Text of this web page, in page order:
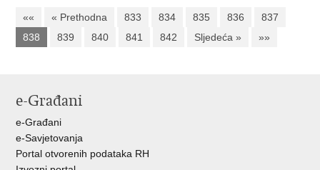
«« « Prethodna 833 834 835 836
837
838
839 840 841 842 Sljedeća » »»
e-Građani
e-Građani
e-Savjetovanja
Portal otvorenih podataka RH